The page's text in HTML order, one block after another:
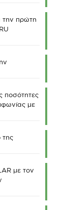
την πρώτη
ποσότητες
με
της
με τον